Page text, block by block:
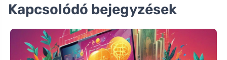
Kapcsolódó bejegyzések